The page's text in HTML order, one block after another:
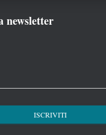
newsletter